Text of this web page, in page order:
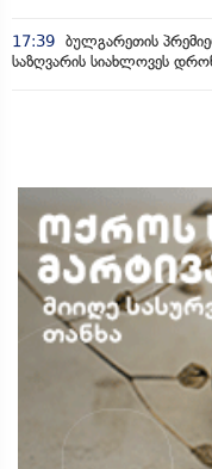
17:39 ბულგარეთის
საზღვარის სიახლოვეს